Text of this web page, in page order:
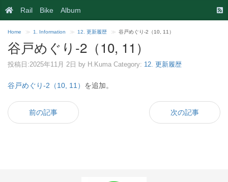
Rail Bike Album
Home 1. Information 12. 更新履歴 谷戸めぐり-2（10, 11）
谷戸めぐり-2（10, 11）
投稿日:2025年11月 2日 by H.Kuma Category: 12. 更新履歴
谷戸めぐり-2（10, 11） を追加。
前の記事 次の記事